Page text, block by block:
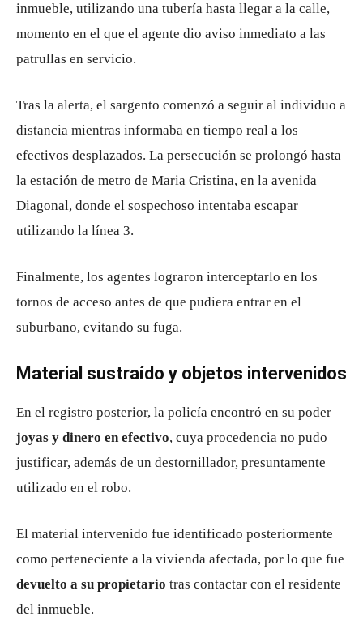
inmueble, utilizando una tubería hasta llegar a la calle,
momento en el que el agente dio aviso inmediato a las
patrullas en servicio.
Tras la alerta, el sargento comenzó a seguir al individuo a
distancia mientras informaba en tiempo real a los
efectivos desplazados. La persecución se prolongó hasta
la estación de metro de Maria Cristina, en la avenida
Diagonal, donde el sospechoso intentaba escapar
utilizando la línea 3.
Finalmente, los agentes lograron interceptarlo en los
tornos de acceso antes de que pudiera entrar en el
suburbano, evitando su fuga.
Material sustraído y objetos intervenidos
En el registro posterior, la policía encontró en su poder
joyas y dinero en efectivo, cuya procedencia no pudo
justificar, además de un destornillador, presuntamente
utilizado en el robo.
El material intervenido fue identificado posteriormente
como perteneciente a la vivienda afectada, por lo que fue
devuelto a su propietario tras contactar con el residente
del inmueble.